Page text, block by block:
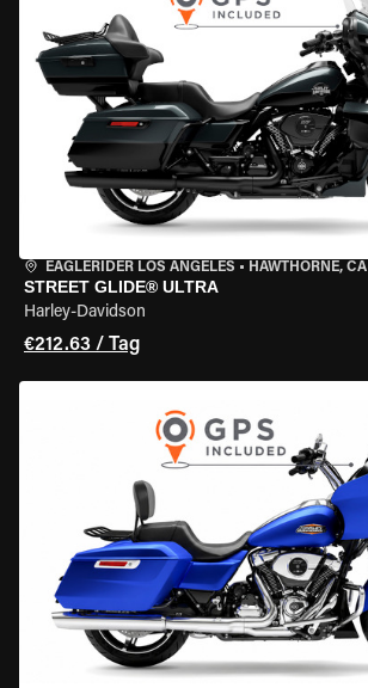
EAGLERIDER LOS ANGELES • HAWTHORNE, CA
STREET GLIDE® ULTRA
Harley-Davidson
€212.63 / Tag